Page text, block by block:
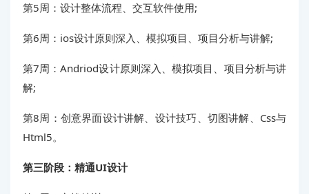
第5周：设计整体流程、交互软件使用;
第6周：ios设计原则深入、模拟项目、项目分析与讲解;
第7周：Andriod设计原则深入、模拟项目、项目分析与讲
解;
第8周：创意界面设计讲解、设计技巧、切图讲解、Css与
Html5。
第三阶段：精通UI设计